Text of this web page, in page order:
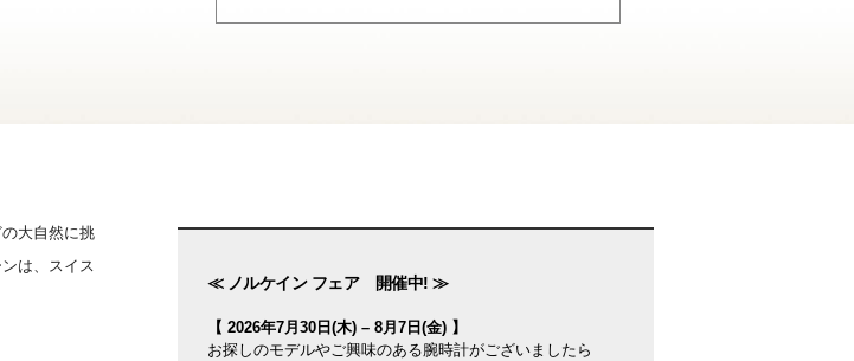
大自然に挑
は、スイス
≪ ノルケイン フェア 開催中! ≫
【 2026年7月30日(木) – 8月7日(金) 】
お探しのモデルやご興味のある腕時計がございましたら